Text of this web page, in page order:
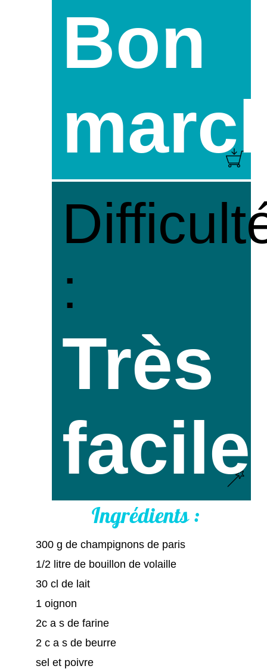
Bon
:
Très
facile
Ingrédients :
300 g de champignons de paris
1/2 litre de bouillon de volaille
30 cl de lait
1 oignon
2c a s de farine
2 c a s de beurre
sel et poivre